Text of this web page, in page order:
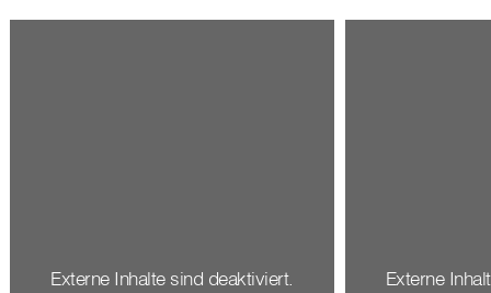
Externe Inhalte sind deaktiviert. Externe